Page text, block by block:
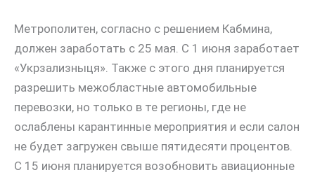
Метрополитен, согласно с решением Кабмина,
должен заработать с 25 мая. С 1 июня заработает
«Укрзализныця». Также с этого дня планируется
разрешить межобластные автомобильные
перевозки, но только в те регионы, где не
ослаблены карантинные мероприятия и если салон
не будет загружен свыше пятидесяти процентов.
С 15 июня планируется возобновить авиационные